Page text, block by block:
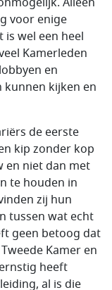
voor enige
wel een heel
Kamerleden
en
kijken en
de eerste
kip zonder kop
en niet dan met
te houden in
zij hun
tussen wat echt
geen betoog dat
Kamer en
heeft
al is die